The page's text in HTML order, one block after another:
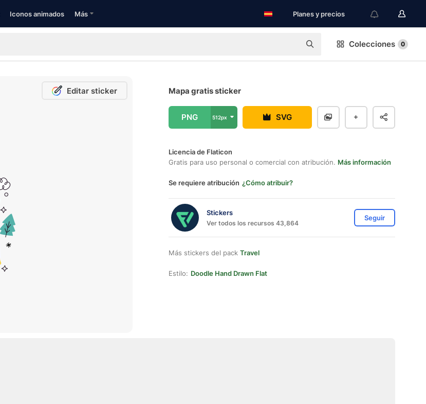
Iconos animados Más Planes y precios
Colecciones 0
Editar sticker Mapa gratis sticker
PNG 512px SVG
Licencia de Flaticon
Gratis para uso personal o comercial con atribución. Más información
Se requiere atribución ¿Cómo atribuir?
Stickers
Ver todos los recursos 43,864
Seguir
Más stickers del pack Travel
Estilo: Doodle Hand Drawn Flat